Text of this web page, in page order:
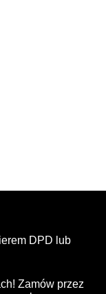
DPD lub
Zamów przez